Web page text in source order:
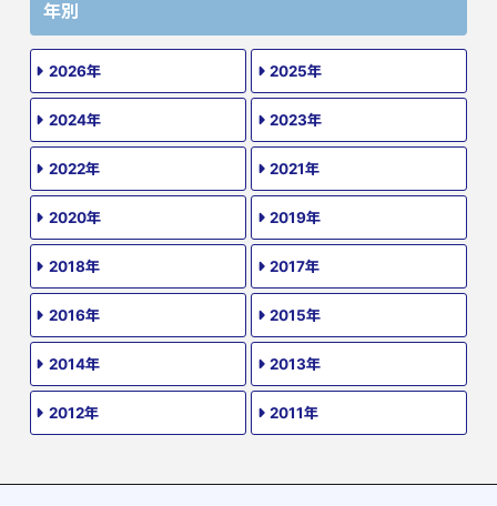
年別
2026年 2025年
2024年 2023年
2022年 2021年
2020年 2019年
2018年 2017年
2016年 2015年
2014年 2013年
2012年 2011年